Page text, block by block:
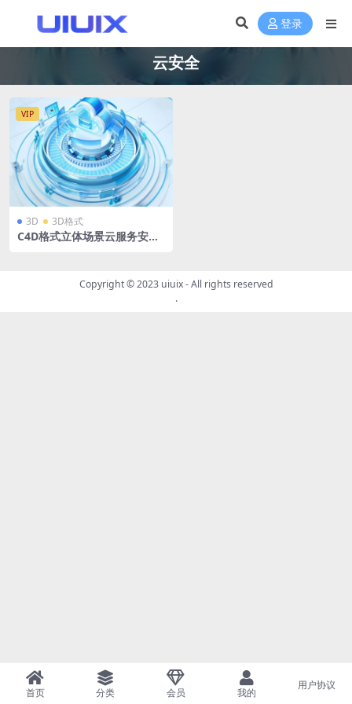
登录
云安全
VIP
3D 3D格式
C4D格式立体场景云服务安全
Copyright © 2023 uiuix- All rights reserved
.
首页 分类 会员 我的
用户协议